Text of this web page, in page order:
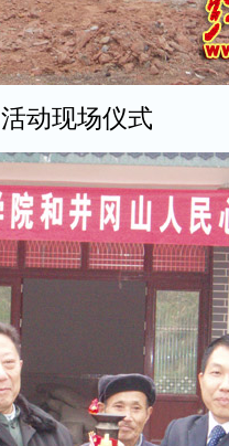
活动现场仪式